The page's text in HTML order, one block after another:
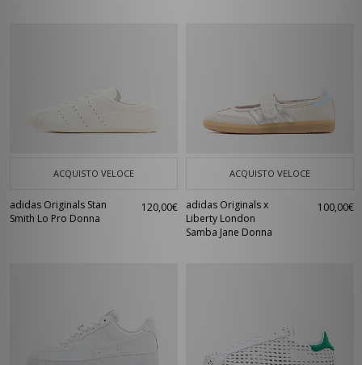
ACQUISTO VELOCE
adidas Originals Stan
Smith Lo Pro Donna
120,00€
ACQUISTO VELOCE
adidas Originals x
Liberty London
Samba Jane Donna
100,00€